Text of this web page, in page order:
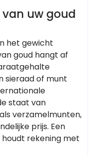
uw goud
het gewicht
goud hangt af
sieraad of munt
staat van
verzamelmunten,
prijs. Een
rekening met